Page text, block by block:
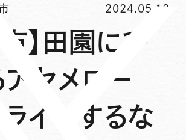
2024.05.12
市】田園にひ
アヤメロー
イブするな